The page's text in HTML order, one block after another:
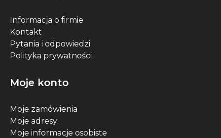
Informacja o firmie
Kontakt
Pytania i odpowiedzi
Polityka prywatności
Moje konto
Moje zamówienia
Moje adresy
Moje informacje osobiste